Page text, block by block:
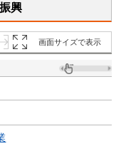
興
画面サイズで表示